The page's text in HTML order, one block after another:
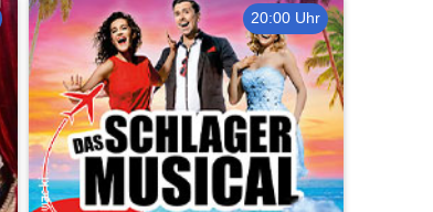
20:00 Uhr